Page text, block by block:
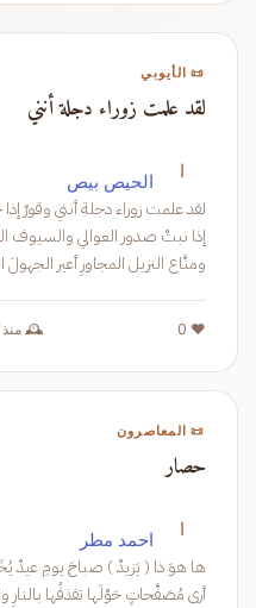
📜 الأيوبي
لقد علمت زوراء دجلة أنني
ا الحيص بيص
ومنَّاع النزيل المجاورِ أعير الجهولَ الغِرَّ
❤️ 0 🕰️ منذ 847
📜 المعاصرون
حصار
ا احمد مطر
ها هوَ ذا ( يَزيدْ ) صباحَ يومِ عيدْ
أرى مُصَفَّحاتٍ حَوْلَها تقذفُها بالنارِ